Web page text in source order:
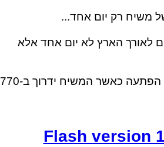
משיח רק יום אחד...
לאורך הארץ לא יום אחד אלא
הרמז בפרסום השיירה בקרוב תהיה הפתעה כאשר המשיח ידרוך ב-770
Flash version